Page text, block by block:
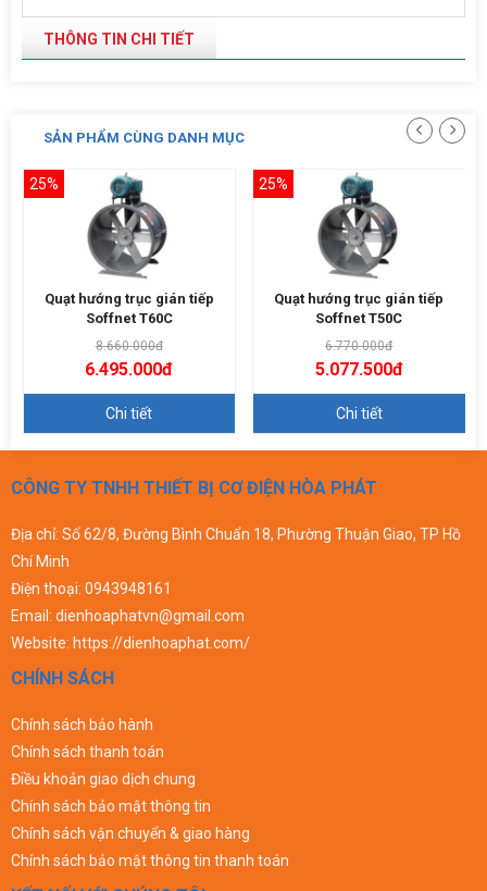
THÔNG TIN CHI TIẾT
SẢN PHẨM CÙNG DANH MỤC
25%
Quạt hướng trục gián tiếp
Soffnet T60C
8.660.000đ
6.495.000đ
Chi tiết
25%
Quạt hướng trục gián tiếp
Soffnet T50C
6.770.000đ
5.077.500đ
Chi tiết
CÔNG TY TNHH THIẾT BỊ CƠ ĐIỆN HÒA PHÁT
Địa chỉ: Số 62/8, Đường Bình Chuẩn 18, Phường Thuận Giao, TP Hồ
Chí Minh
Điện thoại: 0943948161
Email: dienhoaphatvn@gmail.com
Website: https://dienhoaphat.com/
CHÍNH SÁCH
Chính sách bảo hành
Chính sách thanh toán
Điều khoản giao dịch chung
Chính sách bảo mật thông tin
Chính sách vận chuyển & giao hàng
Chính sách bảo mật thông tin thanh toán